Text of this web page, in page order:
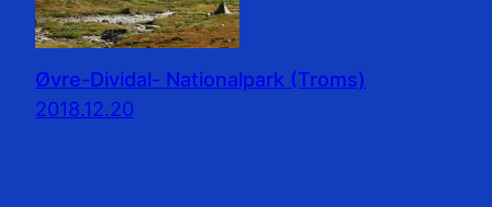
Øvre-Dividal- Nationalpark (Troms)
2018.12.20